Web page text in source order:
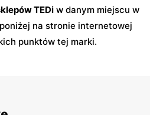
TEDi w danym miejscu w
na stronie internetowej
punktów tej marki.